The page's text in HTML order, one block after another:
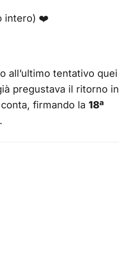
intero) ❤️
all’ultimo tentativo quei
pregustava il ritorno in
firmando la 18ª